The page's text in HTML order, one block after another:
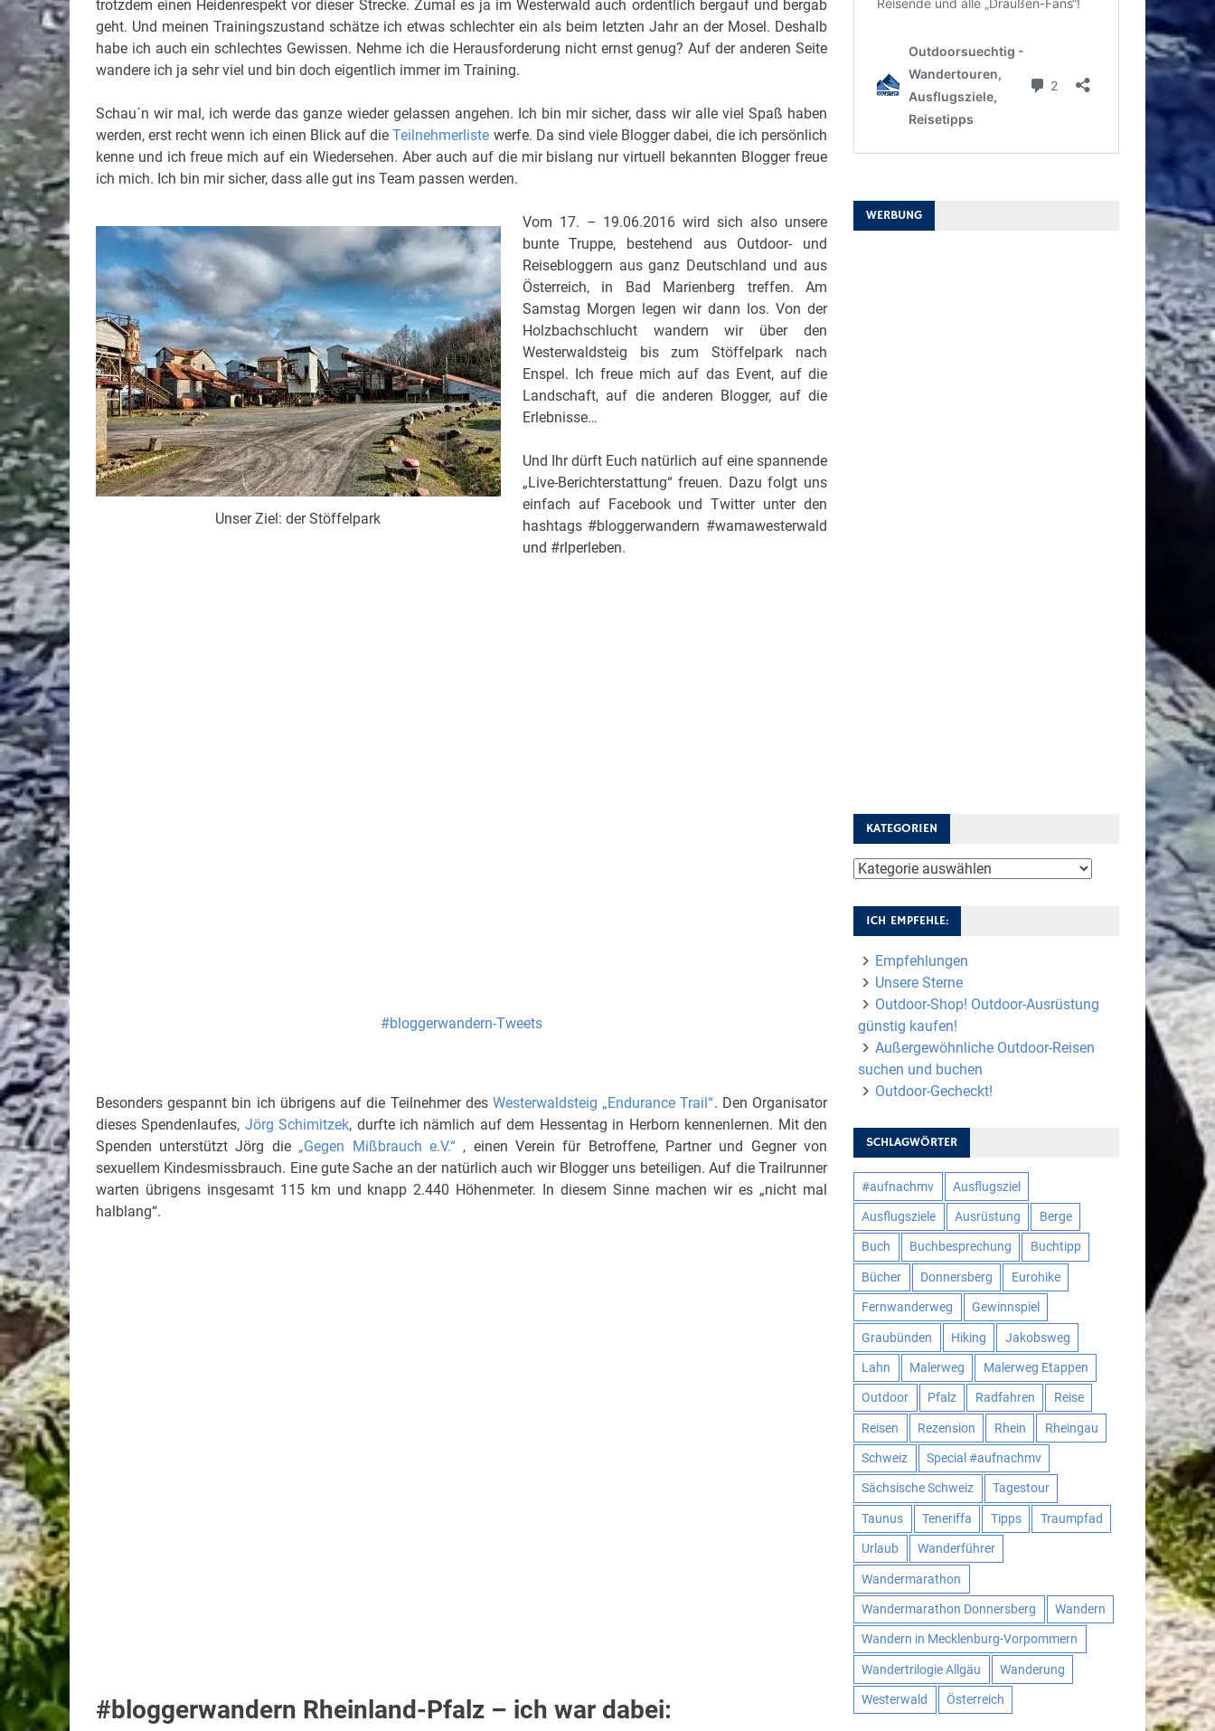
trotzdem einen Heidenrespekt vor dieser Strecke. Zumal es ja im Westerwald auch ordentlich bergauf und bergab
geht. Und meinen Trainingszustand schätze ich etwas schlechter ein als beim letzten Jahr an der Mosel. Deshalb
habe ich auch ein schlechtes Gewissen. Nehme ich die Herausforderung nicht ernst genug? Auf der anderen Seite
wandere ich ja sehr viel und bin doch eigentlich immer im Training.
Schau´n wir mal, ich werde das ganze wieder gelassen angehen. Ich bin mir sicher, dass wir alle viel Spaß haben
werden, erst recht wenn ich einen Blick auf dieTeilnehmerliste werfe. Da sind viele Blogger dabei, die ich persönlich
kenne und ich freue mich auf ein Wiedersehen. Aber auch auf die mir bislang nur virtuell bekannten Blogger freue
ich mich. Ich bin mir sicher, dass alle gut ins Team passen werden.
Unser Ziel: der Stöffelpark
Vom 17. – 19.06.2016 wird sich also unsere
bunte Truppe, bestehend aus Outdoor- und
Reisebloggern aus ganz Deutschland und aus
Österreich, in Bad Marienberg treffen. Am
Samstag Morgen legen wir dann los. Von der
Holzbachschlucht wandern wir über den
Westerwaldsteig bis zum Stöffelpark nach
Enspel. Ich freue mich auf das Event, auf die
Landschaft, auf die anderen Blogger, auf die
Erlebnisse…
Und Ihr dürft Euch natürlich auf eine spannende
„Live-Berichterstattung“ freuen. Dazu folgt uns
einfach auf Facebook und Twitter unter den
hashtags #bloggerwandern #wamawesterwald
und #rlperleben.
#bloggerwandern-Tweets
Besonders gespannt bin ich übrigens auf die Teilnehmer des Westerwaldsteig „Endurance Trail“. Den Organisator
dieses Spendenlaufes, Jörg Schimitzek, durfte ich nämlich auf dem Hessentag in Herborn kennenlernen. Mit den
Spenden unterstützt Jörg die „Gegen Mißbrauch e.V.“, einen Verein für Betroffene, Partner und Gegner von
sexuellem Kindesmissbrauch. Eine gute Sache an der natürlich auch wir Blogger uns beteiligen. Auf die Trailrunner
warten übrigens insgesamt 115 km und knapp 2.440 Höhenmeter. In diesem Sinne machen wir es „nicht mal
halblang“.
#bloggerwandern Rheinland-Pfalz – ich war dabei:
WERBUNG
KATEGORIEN
Kategorien
ICH EMPFEHLE:
Empfehlungen
Unsere Sterne
Outdoor-Shop! Outdoor-Ausrüstung
günstig kaufen!
Außergewöhnliche Outdoor-Reisen
suchen und buchen
Outdoor-Gecheckt!
SCHLAGWÖRTER
#aufnachmv Ausflugsziel
Ausflugsziele Ausrüstung Berge
Buch Buchbesprechung Buchtipp
Bücher Donnersberg Eurohike
Fernwanderweg Gewinnspiel
Graubünden Hiking Jakobsweg
Lahn Malerweg Malerweg Etappen
Outdoor Pfalz Radfahren Reise
Reisen Rezension Rhein Rheingau
Schweiz Special #aufnachmv
Sächsische Schweiz Tagestour
Taunus Teneriffa Tipps Traumpfad
Urlaub Wanderführer
Wandermarathon
Wandermarathon Donnersberg Wandern
Wandern in Mecklenburg-Vorpommern
Wandertrilogie Allgäu Wanderung
Westerwald Österreich